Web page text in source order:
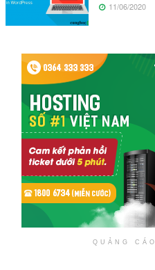
11/06/2020
QUẢNG CÁO